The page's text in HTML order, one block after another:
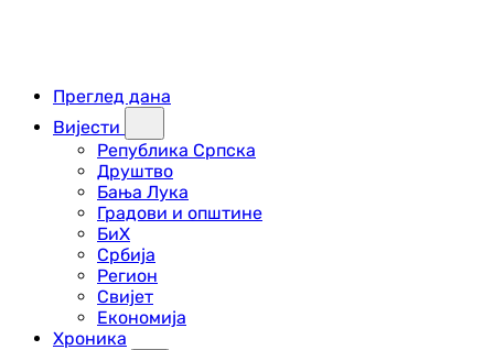
Преглед дана
Вијести
Република Српска
Друштво
Бања Лука
Градови и општине
БиХ
Србија
Регион
Свијет
Економија
Хроника